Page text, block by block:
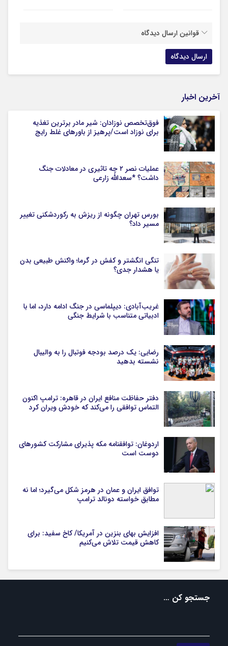
قوانین ارسال دیدگاه
آخرین اخبار
فوق‌تخصص نوزادان: شیر مادر برترین تغذیه
برای نوزاد است/پرهیز از باورهای غلط رایج
عملیات نصر ۲ چه تاثیری در معادلات جنگ
داشت؟ *سعدالله زارعی
بورس تهران چگونه از ریزش به رکوردشکنی تغییر
مسیر داد؟
تنگی انگشتر و کفش در گرما؛ واکنش طبیعی بدن
یا هشدار جدی؟
غریب‌آبادی: دیپلماسی در جنگ ادامه دارد، اما با
ادبیاتی متناسب با شرایط جنگی
رضایی: یک درصد بودجه فوتبال را به والیبال
نشسته بدهید
دفتر حفاظت منافع ایران در قاهره: ترامپ اکنون
التماس توافقی را می‌کند که خودش ویران کرد
اردوغان: توافقنامه مکه پذیرای مشارکت کشورهای
دوست است
توافق ایران و عمان در هرمز شکل می‌گیرد؛ اما نه
مطابق خواسته دونالد ترامپ
افزایش بهای بنزین در آمریکا/ کاخ سفید: برای
کاهش قیمت تلاش می‌کنیم
جستجو کن …